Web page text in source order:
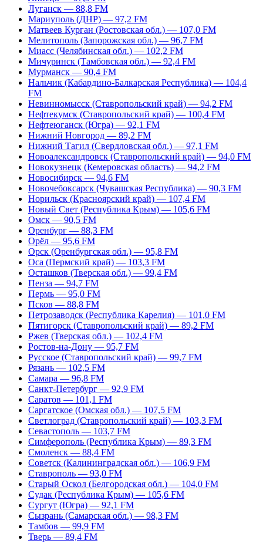
Луганск — 88,8 FM
Мариуполь (ДНР) — 97,2 FM
Матвеев Курган (Ростовская обл.) — 107,0 FM
Мелитополь (Запорожская обл.) — 96,7 FM
Миасс (Челябинская обл.) — 102,2 FM
Мичуринск (Тамбовская обл.) — 92,4 FM
Мурманск — 90,4 FM
Нальчик (Кабардино-Балкарская Республика) — 104,4
FM
Невинномысск (Ставропольский край) — 94,2 FM
Нефтекумск (Ставропольский край) — 100,4 FM
Нефтеюганск (Югра) — 92,1 FM
Нижний Новгород — 89,2 FM
Нижний Тагил (Свердловская обл.) — 97,1 FM
Новоалександровск (Ставропольский край) — 94,0 FM
Новокузнецк (Кемеровская область) — 94,2 FM
Новосибирск — 94,6 FM
Новочебоксарск (Чувашская Республика) — 90,3 FM
Норильск (Красноярский край) — 107,4 FM
Новый Свет (Республика Крым) — 105,6 FM
Омск — 90,5 FM
Оренбург — 88,3 FM
Орёл — 95,6 FM
Орск (Оренбургская обл.) — 95,8 FM
Оса (Пермский край) — 103,3 FM
Осташков (Тверская обл.) — 99,4 FM
Пенза — 94,7 FM
Пермь — 95,0 FM
Псков — 88,8 FM
Петрозаводск (Республика Карелия) — 101,0 FM
Пятигорск (Ставропольский край) — 89,2 FM
Ржев (Тверская обл.) — 102,4 FM
Ростов-на-Дону — 95,7 FM
Русское (Ставропольский край) — 99,7 FM
Рязань — 102,5 FM
Самара — 96,8 FM
Санкт-Петербург — 92,9 FM
Саратов — 101,1 FM
Саргатское (Омская обл.) — 107,5 FM
Светлоград (Ставропольский край) — 103,3 FM
Севастополь — 103,7 FM
Симферополь (Республика Крым) — 89,3 FM
Смоленск — 88,4 FM
Советск (Калининградская обл.) — 106,9 FM
Ставрополь — 93,0 FM
Старый Оскол (Белгородская обл.) — 104,0 FM
Судак (Республика Крым) — 105,6 FM
Сургут (Югра) — 92,1 FM
Сызрань (Самарская обл.) — 98,3 FM
Тамбов — 99,9 FM
Тверь — 89,4 FM